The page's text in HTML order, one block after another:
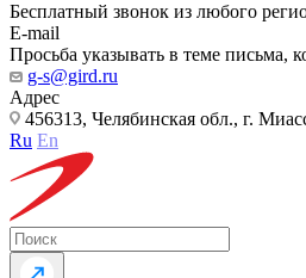
Бесплатный звонок из любого
E-mail
Просьба указывать в теме письма,
g-s@gird.ru
Адрес
456313, Челябинская обл., г.
Ru En